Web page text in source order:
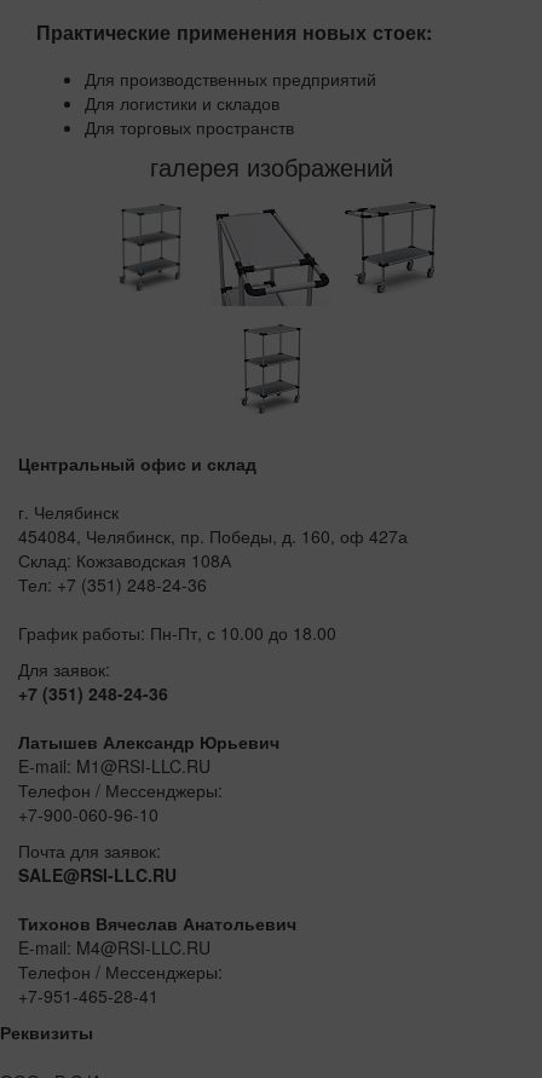
Практические применения новых стоек:
Для производственных предприятий
Для логистики и складов
Для торговых пространств
галерея изображений
Центральный офис и склад
г. Челябинск
454084, Челябинск, пр. Победы, д. 160, оф 427а
Склад: Кожзаводская 108А
Тел: +7 (351) 248-24-36
График работы: Пн-Пт, с 10.00 до 18.00
Для заявок:
+7 (351) 248-24-36
Латышев Александр Юрьевич
E-mail: M1@RSI-LLC.RU
Телефон / Мессенджеры:
+7-900-060-96-10
Почта для заявок:
SALE@RSI-LLC.RU
Тихонов Вячеслав Анатольевич
E-mail: M4@RSI-LLC.RU
Телефон / Мессенджеры:
+7-951-465-28-41
Реквизиты